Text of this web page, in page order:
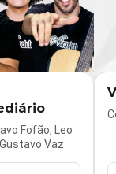
Fofão, Leo
Vaz